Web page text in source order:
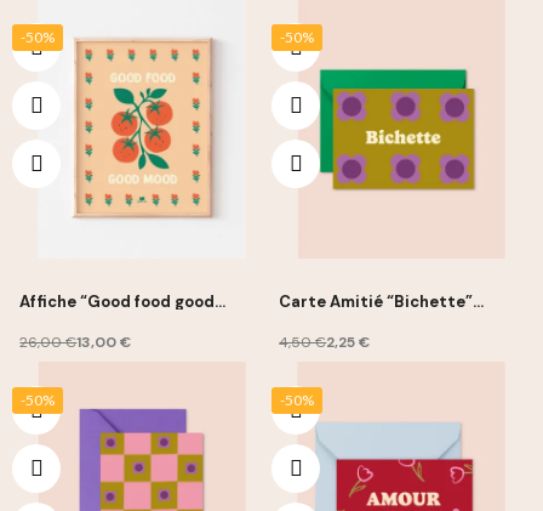
-50%
Affiche “Good food good
Vie
26,00 €13,00 €
-50%
Carte Amitié “Bichette”
4,50 €2,25 €
-50% -50%